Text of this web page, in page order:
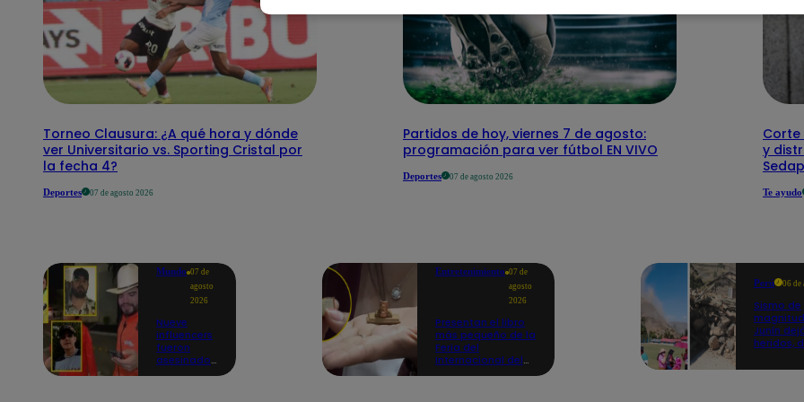
Torneo Clausura: ¿A qué hora y dónde
ver Universitario vs. Sporting Cristal por
la fecha 4?
Deportes 07 de agosto 2026
Partidos de hoy, viernes 7 de agosto:
programación para ver fútbol EN VIVO
Deportes 07 de agosto 2026
Corte
y
Te ayudo
Mundo 07 de
agosto
2026
Nueve
influencers
fueron
asesinados
Entretenimiento 07 de
agosto
2026
Presentan el libro
más pequeño de la
Feria del
Internacional del
Perú 06 de
Sismo de
Junín
heridos,
propició